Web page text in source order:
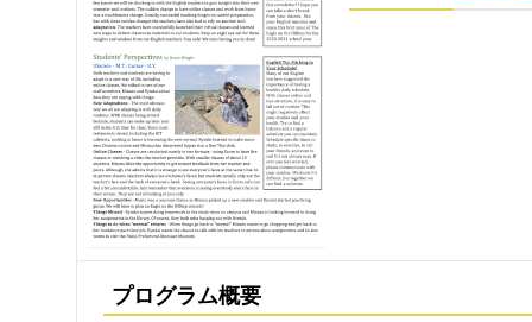
プログラム概要